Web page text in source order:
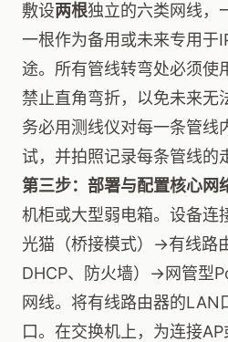
敷设两根独立的六类网线，
一根作为备用或未来专用于
途。所有管线转弯处必须使
禁止直角弯折，以免未来无
务必用测线仪对每一条管线
试，并拍照记录每条管线的
第三步：部署与配置核心网
机柜或大型弱电箱。设备
光猫（桥接模式）→有线路
DHCP、防火墙）→网管型
网线。将有线路由器的LAN
口。在交换机上，为连接